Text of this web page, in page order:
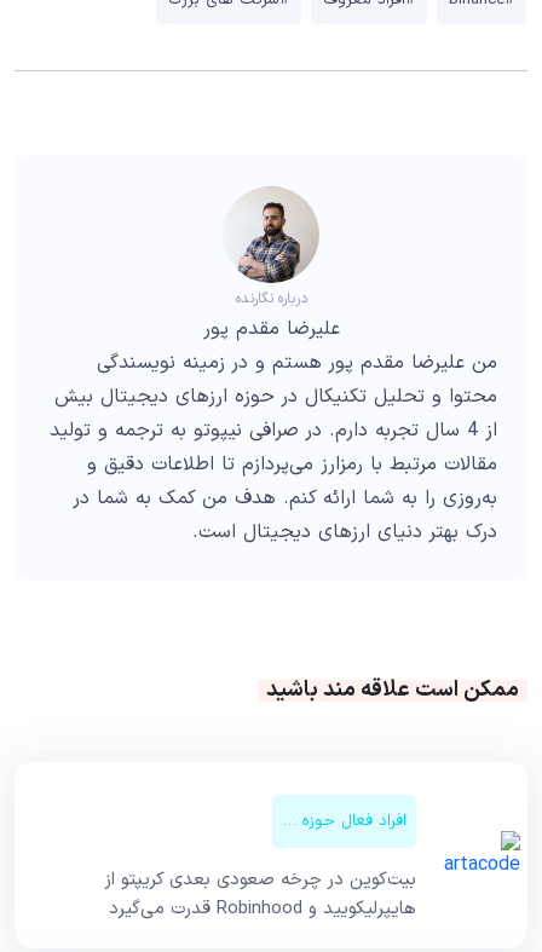
درباره نگارنده
علیرضا مقدم پور
من علیرضا مقدم پور هستم و در زمینه نویسندگی
محتوا و تحلیل تکنیکال در حوزه ارزهای دیجیتال بیش
از 4 سال تجربه دارم. در صرافی نیپوتو به ترجمه و تولید
مقالات مرتبط با رمزارز می‌پردازم تا اطلاعات دقیق و
به‌روزی را به شما ارائه کنم. هدف من کمک به شما در
درک بهتر دنیای ارزهای دیجیتال است.
ممکن است علاقه مند باشید
افراد فعال حوزه کریپتو
بیت‌کوین در چرخه صعودی بعدی کریپتو از
هایپرلیکویید و Robinhood قدرت می‌گیرد